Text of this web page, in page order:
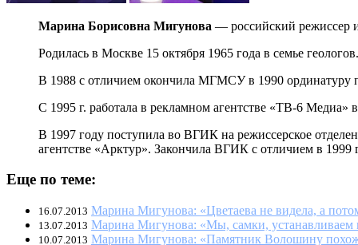
Марина Борисовна Мигунова — российский режиссер
Родилась в Москве 15 октября 1965 года в семье геологов.
В 1988 с отличием окончила МГМСУ в 1990 ординатуру
С 1995 г. работала в рекламном агентстве «ТВ-6 Медиа»
В 1997 году поступила во ВГИК на режиссерское
агентстве «Арктур». Закончила ВГИК с отличием в
Еще по теме:
16.07.2013 Марина Мигунова: «Цветаева не видела, а
13.07.2013 Марина Мигунова: «Мы, самки, устанавливаем
10.07.2013 Марина Мигунова: «Памятник Волошину